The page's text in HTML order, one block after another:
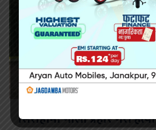
सिराहामा गोली प्रहार गरी हत्या